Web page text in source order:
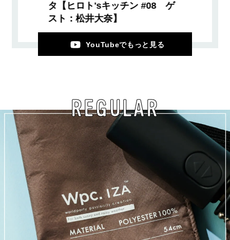
タ【ヒロト'sキッチン #08 ゲ
スト：松井大奈】
YouTubeでもっと見る
REGULAR